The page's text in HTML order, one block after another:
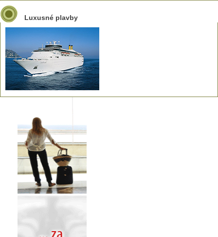
Luxusné plavby